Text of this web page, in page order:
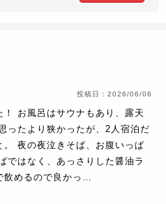
投稿日： 2026/06/06
お風呂はサウナもあり、露天
ったより狭かったが、2人宿泊だ
。 夜の夜泣きそば、お腹いっぱ
ではなく、あっさりした醤油ラ
飲めるので良かっ…